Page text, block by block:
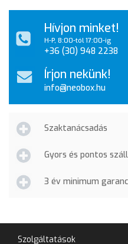
Hívjon minket!
H-P, 8:00-tól 17:00-ig
+36 (30) 948 2238
Írjon nekünk!
info@neobox.hu
Szaktanácsadás
Gyors és pontos
3 év minimum
Szolgáltatások